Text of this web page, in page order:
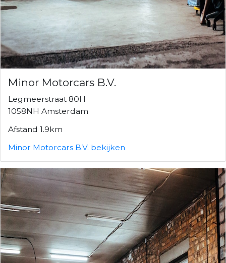
Minor Motorcars B.V.
Legmeerstraat 80H
1058NH Amsterdam
Afstand 1.9km
Minor Motorcars B.V. bekijken